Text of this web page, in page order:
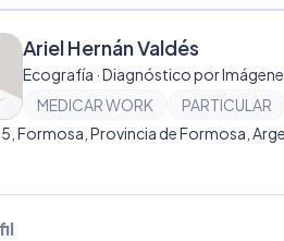
Ariel Hernán Valdés
Ecografía · Diagnóstico por
MEDICAR WORK
PARTICULAR
Formosa, Provincia de Formosa,